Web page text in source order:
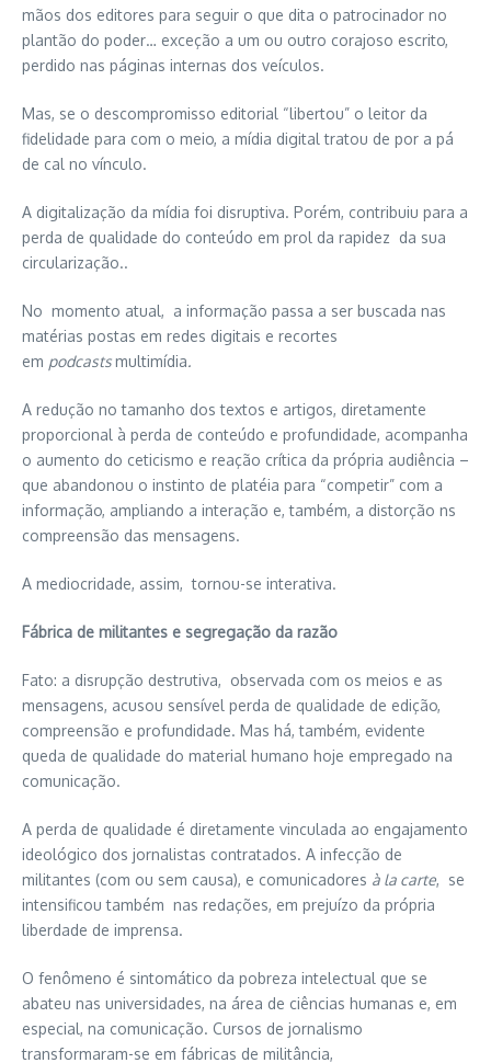
mãos dos editores para seguir o que dita o patrocinador no
plantão do poder… exceção a um ou outro corajoso escrito,
perdido nas páginas internas dos veículos.
Mas, se o descompromisso editorial “libertou” o leitor da
fidelidade para com o meio, a mídia digital tratou de por a pá
de cal no vínculo.
A digitalização da mídia foi disruptiva. Porém, contribuiu para a
perda de qualidade do conteúdo em prol da rapidez da sua
circularização..
No momento atual, a informação passa a ser buscada nas
matérias postas em redes digitais e recortes
em podcastsmultimídia.
A redução no tamanho dos textos e artigos, diretamente
proporcional à perda de conteúdo e profundidade, acompanha
o aumento do ceticismo e reação crítica da própria audiência –
que abandonou o instinto de platéia para “competir” com a
informação, ampliando a interação e, também, a distorção ns
compreensão das mensagens.
A mediocridade, assim, tornou-se interativa.
Fábrica de militantes e segregação da razão
Fato: a disrupção destrutiva, observada com os meios e as
mensagens, acusou sensível perda de qualidade de edição,
compreensão e profundidade. Mas há, também, evidente
queda de qualidade do material humano hoje empregado na
comunicação.
A perda de qualidade é diretamente vinculada ao engajamento
ideológico dos jornalistas contratados. A infecção de
militantes (com ou sem causa), e comunicadores à la carte, se
intensificou também nas redações, em prejuízo da própria
liberdade de imprensa.
O fenômeno é sintomático da pobreza intelectual que se
abateu nas universidades, na área de ciências humanas e, em
especial, na comunicação. Cursos de jornalismo
transformaram-se em fábricas de militância,